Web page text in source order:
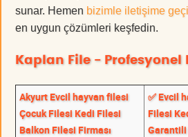
sunar. Hemen bizimle iletişime
en uygun çözümleri keşfedin.
Kaplan File -
Akyurt Evcil hayvan filesi
Çocuk Filesi Kedi Filesi
Balkon Filesi Firması
✅ Evcil
Filesi
Garantili